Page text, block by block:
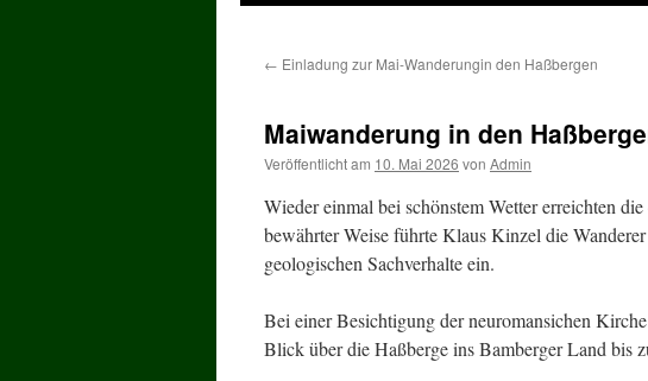
← Einladung zur Mai-Wanderungin den Haßbergen
Maiwanderung in den
Veröffentlicht am 10. Mai 2026 von Admin
Wieder einmal bei schönstem Wetter erreichten
bewährter Weise führte Klaus Kinzel die
geologischen Sachverhalte ein.
Bei einer Besichtigung der neuromansichen
Blick über die Haßberge ins Bamberger Land bis